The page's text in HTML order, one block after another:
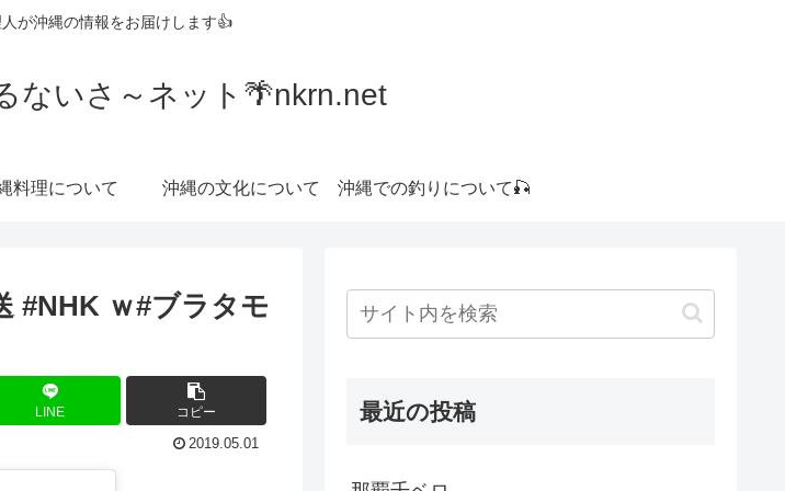
が沖縄の情報をお届けします👍
ないさ～ネット🌴nkrn.net
料理について 沖縄の文化について 沖縄での釣りについて🎣
#NHK ｗ#ブラタモ
LINE コピー
2019.05.01
最近の投稿